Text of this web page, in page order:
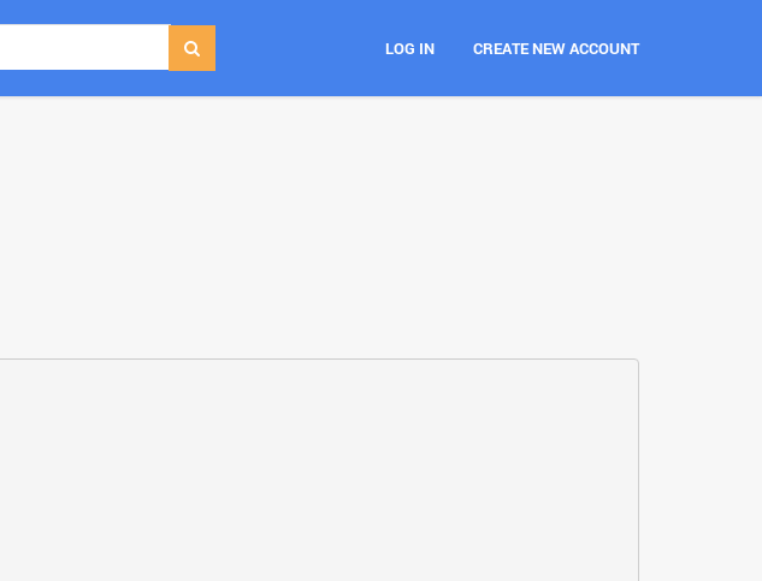
LOG IN CREATE NEW ACCOUNT